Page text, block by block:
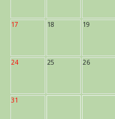
17 18 19
24 25 26
31